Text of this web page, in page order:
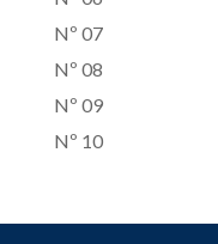
Nº 07
Nº 08
Nº 09
Nº 10